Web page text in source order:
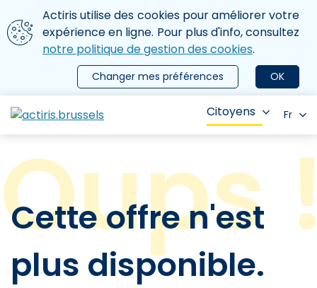
Aller au contenu principal
Nous utilisons des cookies
Actiris utilise des cookies pour améliorer votre
expérience en ligne. Pour plus d'info, consultez
notre politique de gestion des cookies.
OK
Changer mes préférences
le menu
Citoyens Fr
Cette offre n'est
plus disponible.